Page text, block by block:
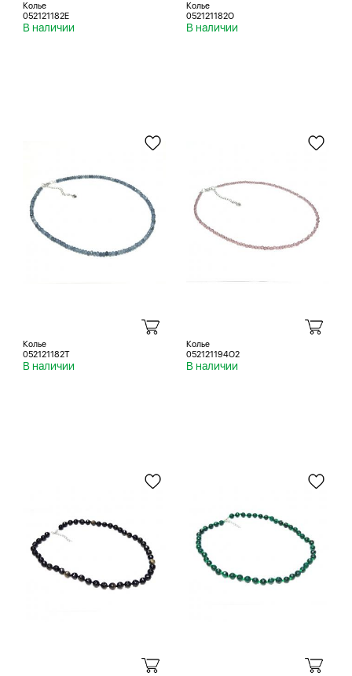
Колье
052121182E
В наличии
Колье
052121182O
В наличии
Колье
052121182T
В наличии
Колье
052121194O2
В наличии